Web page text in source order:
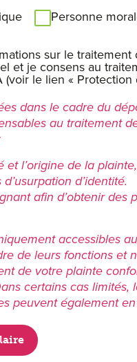
Personne
sur le
et je consens au
(voir le lien «
dans le cadre du
au traitement
et l’origine de la
d’identité.
afin d’obtenir des
accessibles
de leurs fonctions et
de votre plainte
certains cas limités,
peuvent également